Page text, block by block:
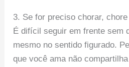
3. Se for preciso chorar, chore
É difícil seguir em frente sem
mesmo no sentido figurado.
que você ama não